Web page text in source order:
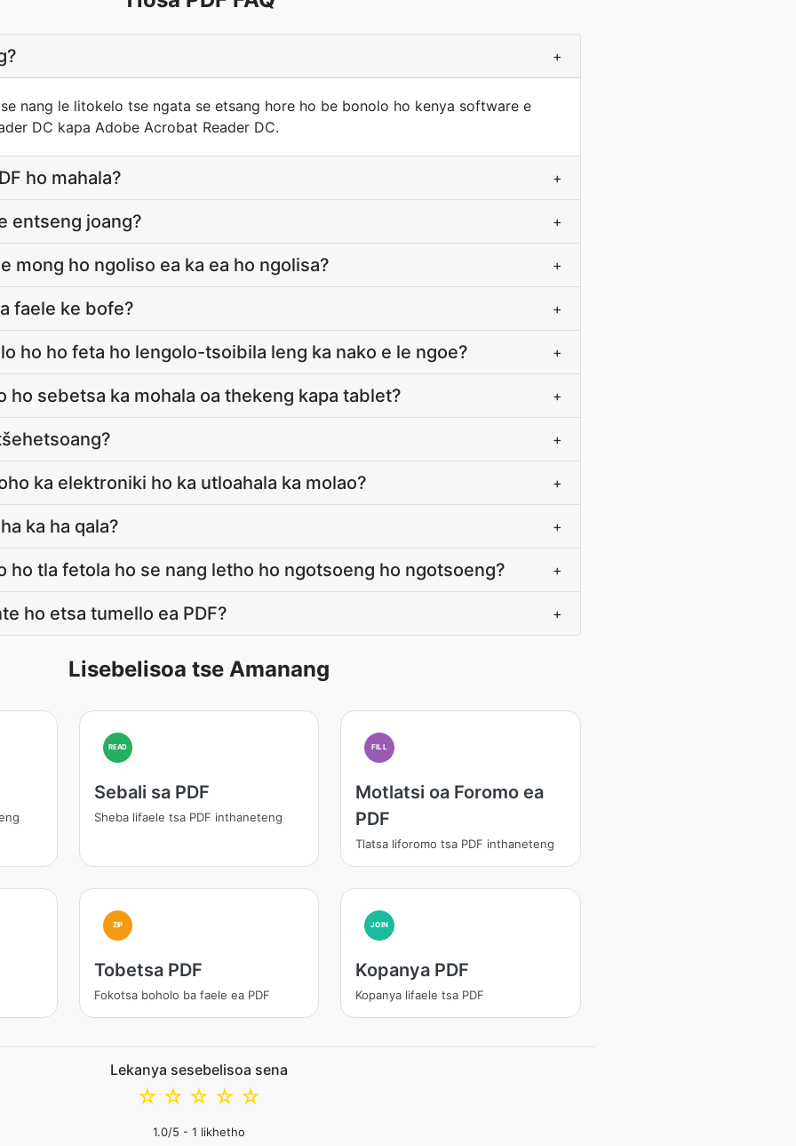
+
nang le litokelo tse ngata se etsang hore ho be bonolo ho kenya software e
DC kapa Adobe Acrobat Reader DC.
ho mahala? +
entseng joang? +
mong ho ngoliso ea ka ea ho ngolisa? +
faele ke bofe? +
ho ho feta ho lengolo-tsoibila leng ka nako e le ngoe? +
ho sebetsa ka mohala oa thekeng kapa tablet? +
+
ka elektroniki ho ka utloahala ka molao? +
ka ha qala? +
ho tla fetola ho se nang letho ho ngotsoeng ho ngotsoeng? +
ho etsa tumello ea PDF? +
Lisebelisoa tse Amanang
READ
Sebali sa PDF
Sheba lifaele tsa PDF inthaneteng
FILL
Motlatsi oa Foromo ea
PDF
Tlatsa liforomo tsa PDF inthaneteng
ZIP
Tobetsa PDF
Fokotsa boholo ba faele ea PDF
JOIN
Kopanya PDF
Kopanya lifaele tsa PDF
Lekanya sesebelisoa sena
☆
☆
☆
☆
☆
1.0/5 - 1 likhetho